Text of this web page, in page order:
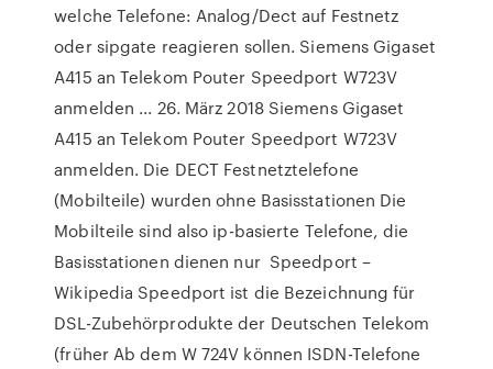
welche Telefone: Analog/Dect auf Festnetz
oder sipgate reagieren sollen. Siemens Gigaset
A415 an Telekom Pouter Speedport W723V
anmelden ... 26. März 2018 Siemens Gigaset
A415 an Telekom Pouter Speedport W723V
anmelden. Die DECT Festnetztelefone
(Mobilteile) wurden ohne Basisstationen Die
Mobilteile sind also ip-basierte Telefone, die
Basisstationen dienen nur Speedport –
Wikipedia Speedport ist die Bezeichnung für
DSL-Zubehörprodukte der Deutschen Telekom
(früher Ab dem W 724V können ISDN-Telefone